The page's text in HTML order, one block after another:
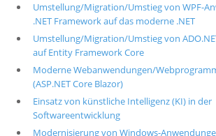
Umstellung/Migration/Umstieg von WPF-
.NET Framework auf das moderne .NET
Umstellung/Migration/Umstieg von
auf Entity Framework Core
Moderne Webanwendungen/
(ASP.NET Core Blazor)
Einsatz von künstliche Intelligenz (KI) in der
Softwareentwicklung
Modernisierung von Windows-